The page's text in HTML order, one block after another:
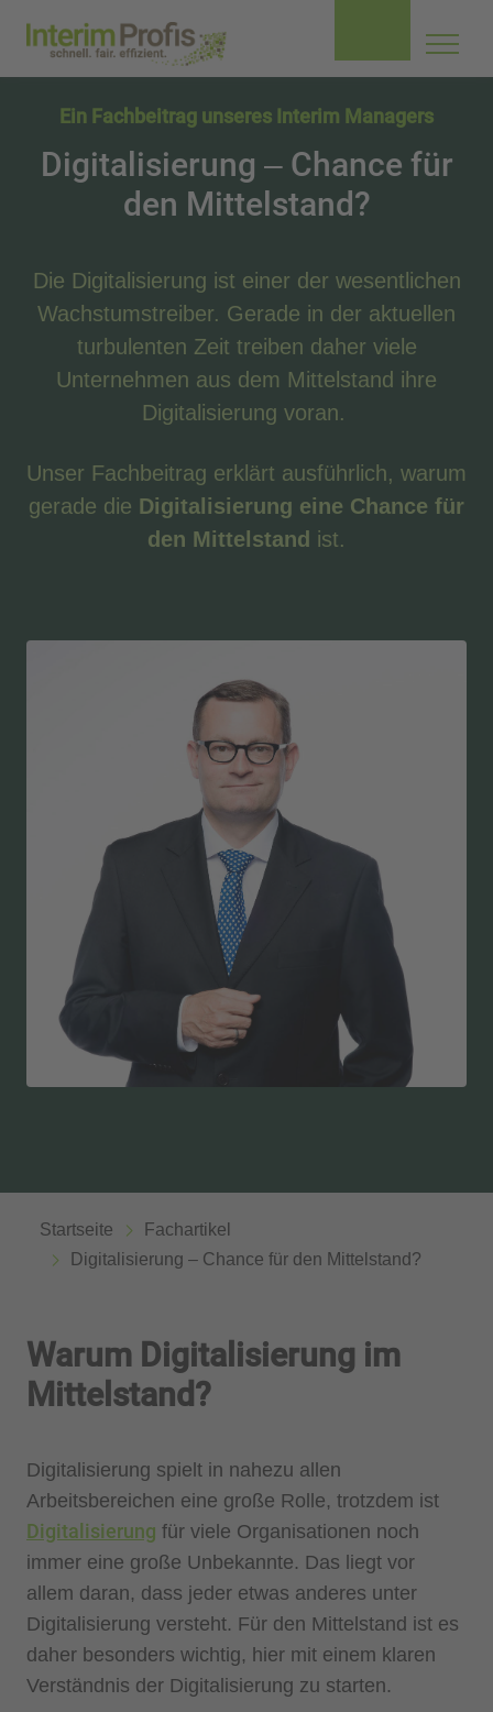
Ein Fachbeitrag unseres Interim Managers
Digitalisierung – Chance für
den Mittelstand?
Die Digitalisierung ist einer der wesentlichen
Wachstumstreiber. Gerade in der aktuellen
turbulenten Zeit treiben daher viele
Unternehmen aus dem Mittelstand ihre
Digitalisierung voran.
Unser Fachbeitrag erklärt ausführlich, warum
gerade die Digitalisierung eine Chance für
den Mittelstand ist.
Startseite
Fachartikel
Digitalisierung – Chance für den Mittelstand?
Warum Digitalisierung im
Mittelstand?
Digitalisierung spielt in nahezu allen
Arbeitsbereichen eine große Rolle, trotzdem ist
Digitalisierung für viele Organisationen noch
immer eine große Unbekannte. Das liegt vor
allem daran, dass jeder etwas anderes unter
Digitalisierung versteht. Für den Mittelstand ist es
daher besonders wichtig, hier mit einem klaren
Verständnis der Digitalisierung zu starten.